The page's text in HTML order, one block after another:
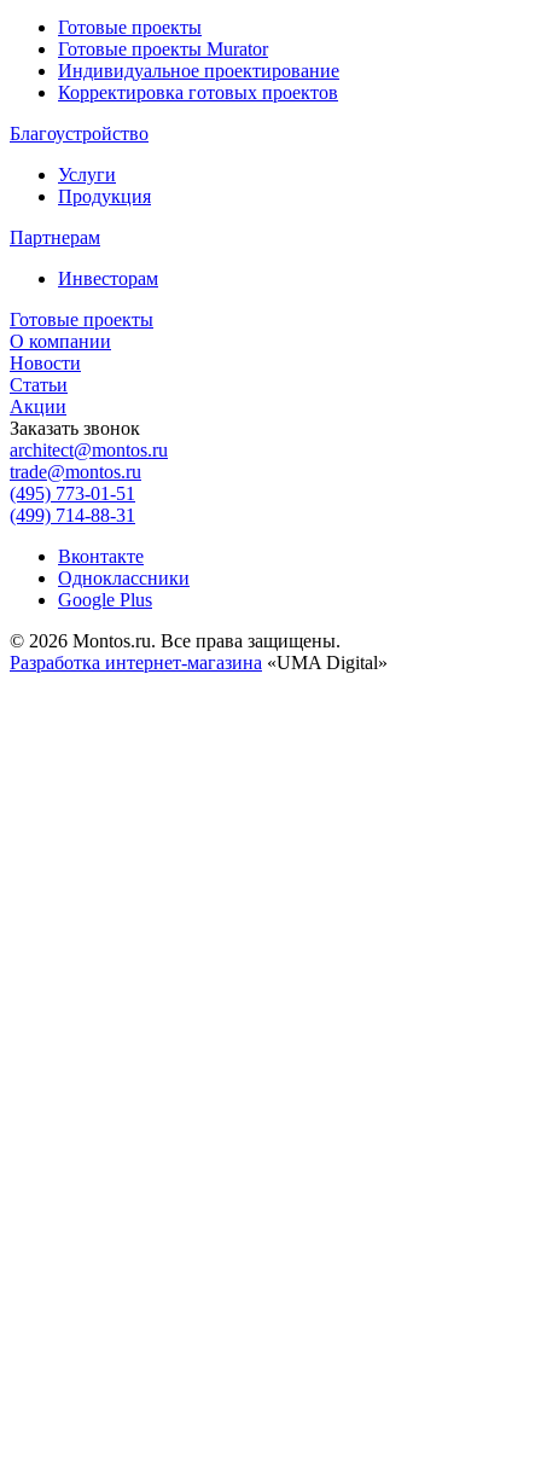
Готовые проекты
Готовые проекты Murator
Индивидуальное проектирование
Корректировка готовых проектов
Благоустройство
Услуги
Продукция
Партнерам
Инвесторам
Готовые проекты
О компании
Новости
Статьи
Акции
Заказать звонок
architect@montos.ru
trade@montos.ru
(495) 773-01-51
(499) 714-88-31
Вконтакте
Одноклассники
Google Plus
© 2026 Montos.ru. Все права защищены.
Разработка интернет-магазина «UMA Digital»